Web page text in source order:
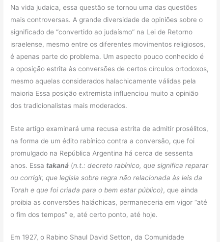
Na vida judaica, essa questão se tornou uma das questões
mais controversas. A grande diversidade de opiniões sobre o
significado de “convertido ao judaísmo” na Lei de Retorno
israelense, mesmo entre os diferentes movimentos religiosos,
é apenas parte do problema. Um aspecto pouco conhecido é
a oposição estrita às conversões de certos círculos ortodoxos,
mesmo aquelas considerados halachicamente válidas pela
maioria Essa posição extremista influenciou muito a opinião
dos tradicionalistas mais moderados.
Este artigo examinará uma recusa estrita de admitir prosélitos,
na forma de um édito rabínico contra a conversão, que foi
promulgado na República Argentina há cerca de sessenta
anos. Essatakaná (n.t.: decreto rabínico, que significa reparar
ou corrigir, que legisla sobre regra não relacionada às leis da
Torah e que foi criada para o bem estar público), que ainda
proibia as conversões haláchicas, permaneceria em vigor “até
o fim dos tempos” e, até certo ponto, até hoje.
Em 1927, o Rabino Shaul David Setton, da Comunidade